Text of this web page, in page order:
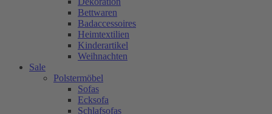
Bettwaren
Badaccessoires
Heimtextilien
Kinderartikel
Weihnachten
Sale
Polstermöbel
Sofas
Ecksofa
Schlafsofas